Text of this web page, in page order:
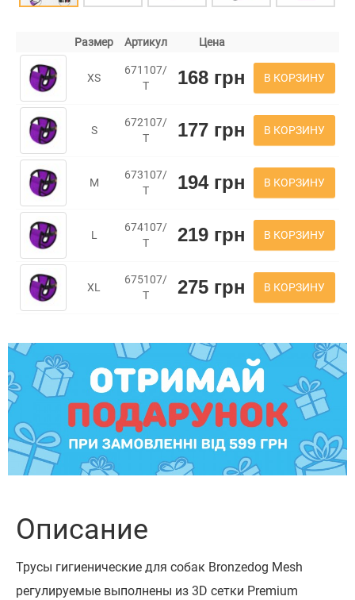
Размер Артикул Цена
XS
671107/
Т
168 грн В КОРЗИНУ
S
672107/
Т
177 грн В КОРЗИНУ
M
673107/
Т
194 грн В КОРЗИНУ
L
674107/
Т
219 грн В КОРЗИНУ
XL
675107/
Т
275 грн В КОРЗИНУ
Описание
Трусы гигиенические для собак Bronzedog Mesh
регулируемые выполнены из 3D сетки Premium